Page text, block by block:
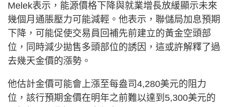
Melek表示，能源價格下降與就業增長放緩顯示未來
幾個月通脹壓力可能減輕。他表示，聯儲局加息預期
下降，可能促使交易員回補先前建立的黃金空頭部
位，同時減少拋售多頭部位的誘因，這或許解釋了過
去幾天金價的漲勢。
他估計金價可能會上漲至每盎司4,280美元的阻力
位，該行預期金價在明年之前難以達到5,300美元的